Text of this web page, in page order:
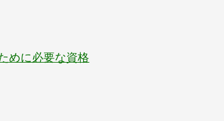
めに必要な資格